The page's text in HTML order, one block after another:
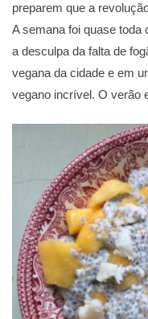
preparem que a
A semana foi quase toda
a desculpa da falta de
vegana da cidade e em
vegano incrível. O verão